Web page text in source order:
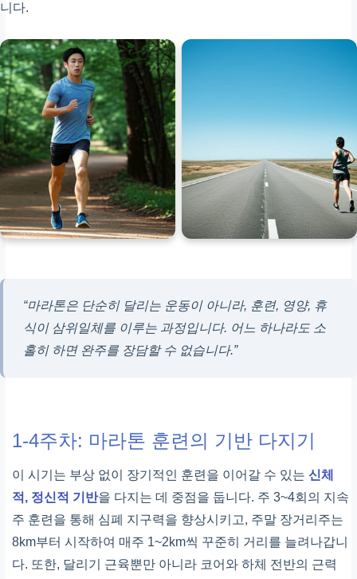
근육 회복
니다.
“마라톤은 단순히 달리는 운동이 아니라, 훈련, 영양, 휴
식이 삼위일체를 이루는 과정입니다. 어느 하나라도 소
홀히 하면 완주를 장담할 수 없습니다.”
1-4주차: 마라톤 훈련의 기반 다지기
이 시기는 부상 없이 장기적인 훈련을 이어갈 수 있는 신체
적, 정신적 기반을 다지는 데 중점을 둡니다. 주 3~4회의 지속
주 훈련을 통해 심폐 지구력을 향상시키고, 주말 장거리주는
8km부터 시작하여 매주 1~2km씩 꾸준히 거리를 늘려나갑니
다. 또한, 달리기 근육뿐만 아니라 코어와 하체 전반의 근력